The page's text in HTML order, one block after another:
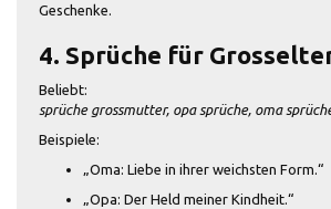
Geschenke.
4. Sprüche für
Beliebt:
sprüche grossmutter, opa sprüche, oma
Beispiele:
„Oma: Liebe in ihrer weichsten Form.“
„Opa: Der Held meiner Kindheit.“